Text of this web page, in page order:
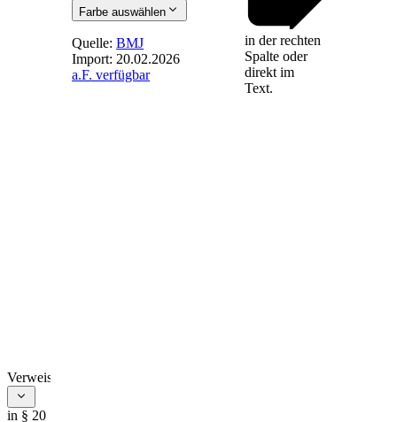
Verweise
in § 20
Farbe auswählen
§ 20-
Quelle:BMJ
Import:20.02.2026
a.F. verfügbar
in der rechten
Spalte oder
direkt im
Text.